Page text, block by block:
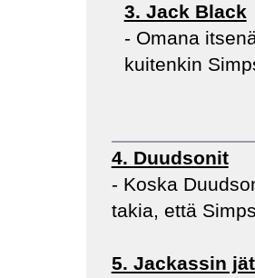
3. Jack Black
- Omana
kuitenkin
4. Duudsonit
- Koska
takia, että
5. Jackassin